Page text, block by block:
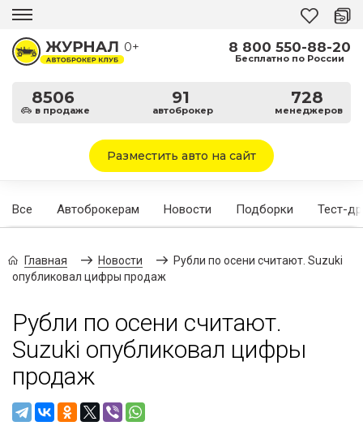
0+
8506
в продаже
91
автоброкер
728
менеджеров
8 800 550-88-20
Бесплатно по России
Разместить авто на сайт
Все Автоброкерам Новости Подборки Тест-
Главная Новости
Рубли по осени считают. Suzuki
опубликовал цифры продаж
Рубли по осени считают.
Suzuki опубликовал цифры
продаж